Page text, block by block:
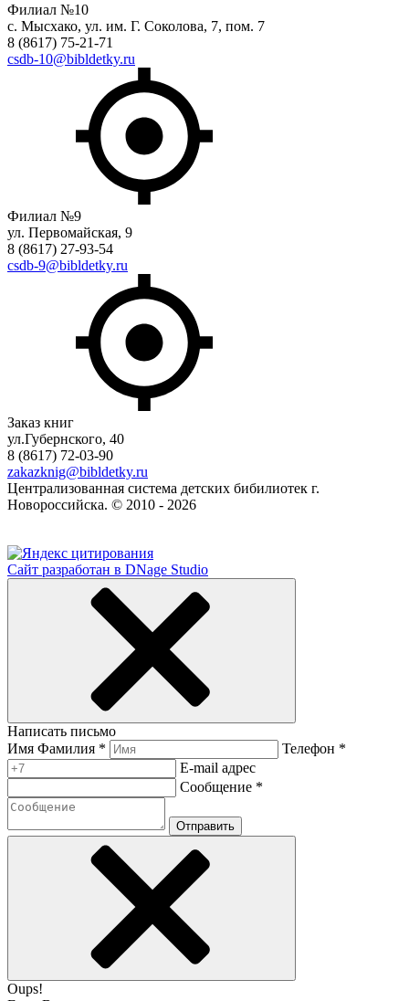
Филиал №10
с. Мысхако, ул. им. Г. Соколова, 7, пом. 7
8 (8617) 75-21-71
csdb-10@bibldetky.ru
Филиал №9
ул. Первомайская, 9
8 (8617) 27-93-54
csdb-9@bibldetky.ru
Заказ книг
ул.Губернского, 40
8 (8617) 72-03-90
zakazknig@bibldetky.ru
Централизованная система детских бибилиотек г.
Новороссийска. © 2010 - 2026
Сайт разработан в DNage Studio
Написать письмо
Имя Фамилия *
Телефон *
E-mail адрес
Сообщение *
Отправить
Oups!